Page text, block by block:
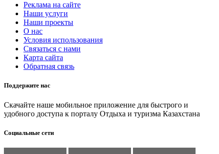
Реклама на сайте
Наши услуги
Наши проекты
О нас
Условия использования
Связаться с нами
Карта сайта
Обратная связь
Поддержите нас
Скачайте наше мобильное приложение для быстрого и
удобного доступа к порталу Отдыха и туризма Казахстана
Социальные сети